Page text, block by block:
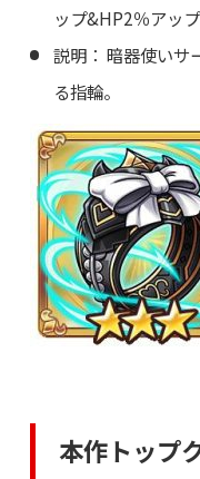
ップ&HP2％アップ
説明： 暗器使いサ
る指輪。
本作トップ